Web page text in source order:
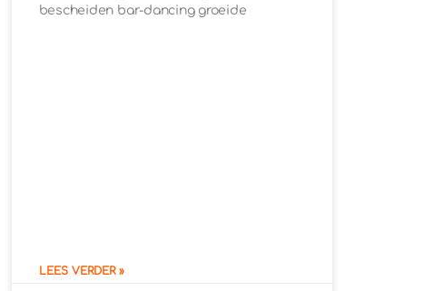
bescheiden bar-dancing groeide
LEES VERDER »